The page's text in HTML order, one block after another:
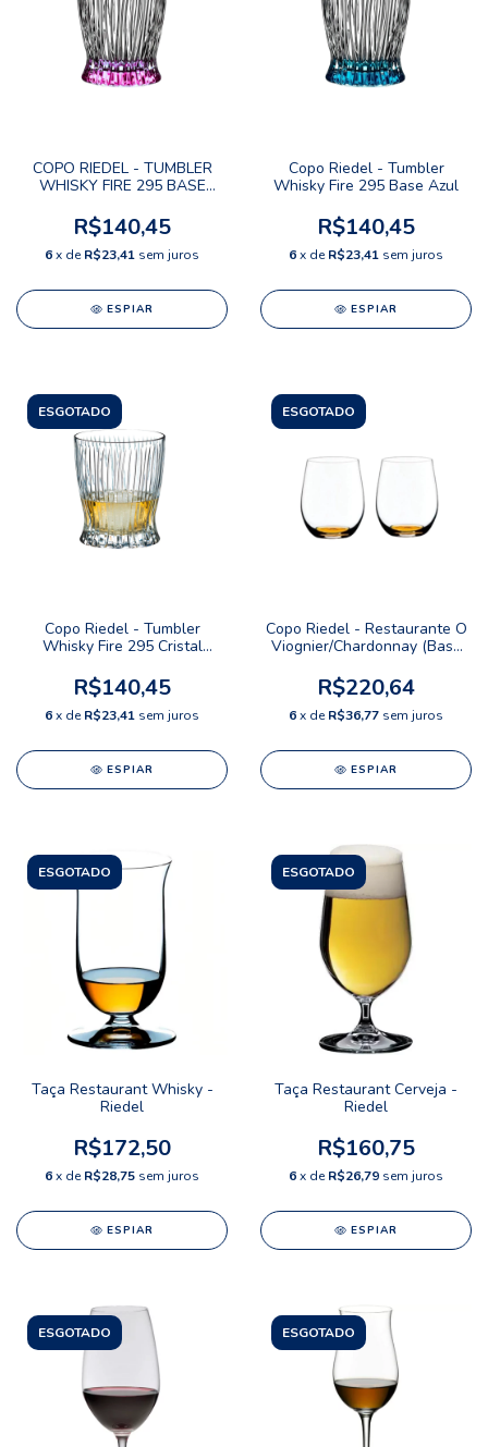
COPO RIEDEL - TUMBLER
WHISKY FIRE 295 BASE
R$140,45
6x deR$23,41 sem juros
ESPIAR
Copo Riedel - Tumbler
Whisky Fire 295 Base Azul
R$140,45
6x deR$23,41 sem juros
ESPIAR
ESGOTADO
Copo Riedel - Tumbler
Whisky Fire 295 Cristal
R$140,45
6x deR$23,41 sem juros
ESPIAR
ESGOTADO
Copo Riedel - Restaurante O
Viognier/Chardonnay (Base
R$220,64
6x deR$36,77 sem juros
ESPIAR
ESGOTADO
Taça Restaurant Whisky -
Riedel
R$172,50
6x deR$28,75 sem juros
ESPIAR
ESGOTADO
Taça Restaurant Cerveja -
Riedel
R$160,75
6x deR$26,79 sem juros
ESPIAR
ESGOTADO ESGOTADO